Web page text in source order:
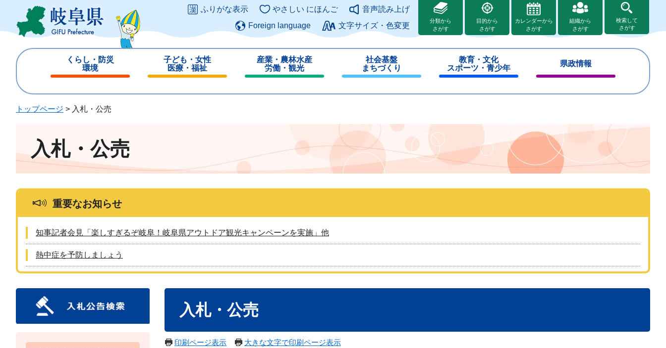
ジ
ュ
このページの本文へ
ふりがな表示 やさしい にほんご
音声読み上げ
Foreign language
文字サイズ・色変更
分類から
さがす
目的から
さがす
カレンダーから
さがす
組織から
さがす
検索して
さがす
くらし・防災
環境
じ
子ども・女性
医療・福祉
じ
産業・農林水産
労働・観光
じ
社会基盤
まちづくり
じ
教育・文化
スポーツ・青少年
じ
県政情報
じ
トップページ > 入札・公売
入札・公売
重要なお知らせ
知事記者会見「楽しすぎるぞ岐阜！岐阜県アウトドア観光キャンペーンを実施」他
熱中症を予防しましょう
入札・公売
印刷ページ表示 大きな文字で印刷ページ表示